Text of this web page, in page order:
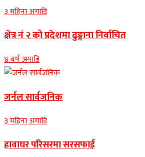
३ महिना अगाडि
क्षेत्र नं २ को प्रदेशमा ढुङ्गाना निर्वाचित
४ वर्ष अगाडि
जर्नल सार्वजनिक
३ महिना अगाडि
हावाघर परिसरमा सरसफाई